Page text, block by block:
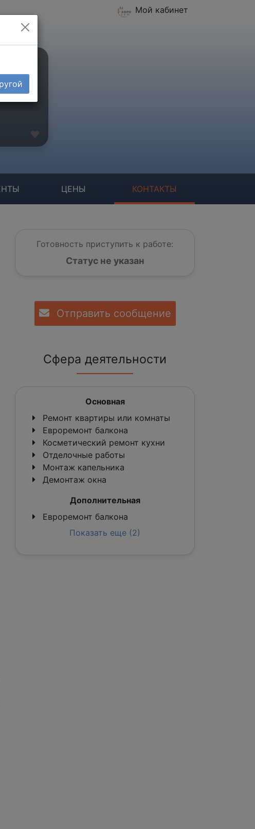
Мой кабинет
ЦЕНЫ КОНТАКТЫ
Готовность приступить к работе:
Статус не указан
Отправить сообщение
Сфера деятельности
Основная
Ремонт квартиры или комнаты
Евроремонт балкона
Косметический ремонт кухни
Отделочные работы
Монтаж капельника
Демонтаж окна
Дополнительная
Евроремонт балкона
Показать еще (2)